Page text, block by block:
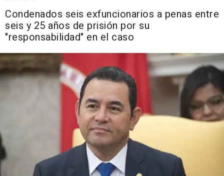
Condenados seis exfuncionarios a penas entre
seis y 25 años de prisión por su
"responsabilidad" en el caso